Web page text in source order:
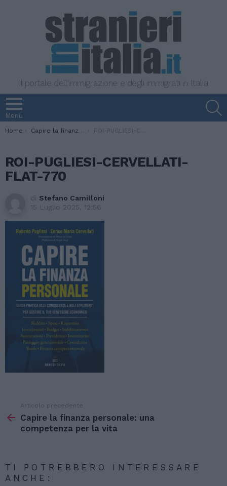
Il portale dell'immigrazione e degli immigrati in Italia
Menu
You are here:
Home Capire la finanza personale: una competenza per la vita ROI-PUGLIESI-CERVELLATI-FLAT-770
ROI-PUGLIESI-CERVELLATI-
FLAT-770
di Stefano Camilloni
15 Luglio 2025, 12:56
di
Articolo precedente
Capire la finanza personale: una
competenza per la vita
TI POTREBBERO INTERESSARE
ANCHE: